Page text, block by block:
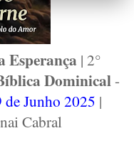
Esperança | 2°
Dominical-
de Junho 2025 |
Cabral